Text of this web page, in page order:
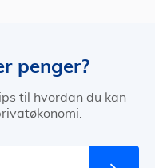
penger?
til hvordan du kan